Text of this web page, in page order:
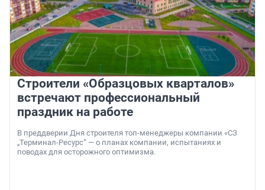
Строители «Образцовых кварталов»
встречают профессиональный
праздник на работе
В преддверии Дня строителя топ-менеджеры компании «СЗ
„Терминал-Ресурс“ — о планах компании, испытаниях и
поводах для осторожного оптимизма.